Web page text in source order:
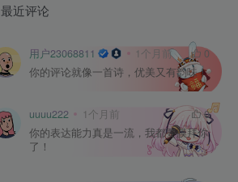
最近评论
用户23068811 1个月前
0
你的评论就像一首诗，优美又有韵味！
uuuu222 1个月前
0
你的表达能力真是一流，我都要膜拜你
了！